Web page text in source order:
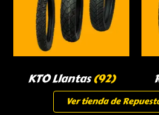
KTO Llantas(92)
Ver tienda de